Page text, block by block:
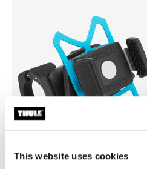
This website uses cookies